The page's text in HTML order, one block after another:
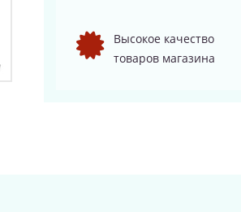
Высокое качество
товаров магазина